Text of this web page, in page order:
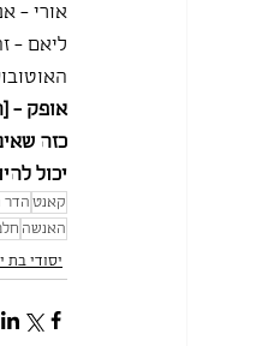
אורי -
אופק -
כזה
יכול
קאנט הדר
האנשה
יסודי בת